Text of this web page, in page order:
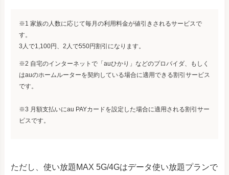
※1 家族の人数に応じて毎月の利用料金が値引きされるサービスで
す。
3人で1,100円、2人で550円割引になります。
※2 自宅のインターネットで「auひかり」などのプロバイダ、もしく
はauのホームルーターを契約している場合に適用できる割引サービス
です。
※3 月額支払いにau PAYカードを設定した場合に適用される割引サー
ビスです。
ただし、使い放題MAX 5G/4Gはデータ使い放題プランで